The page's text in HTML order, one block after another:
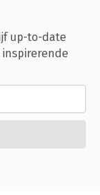
up-to-date